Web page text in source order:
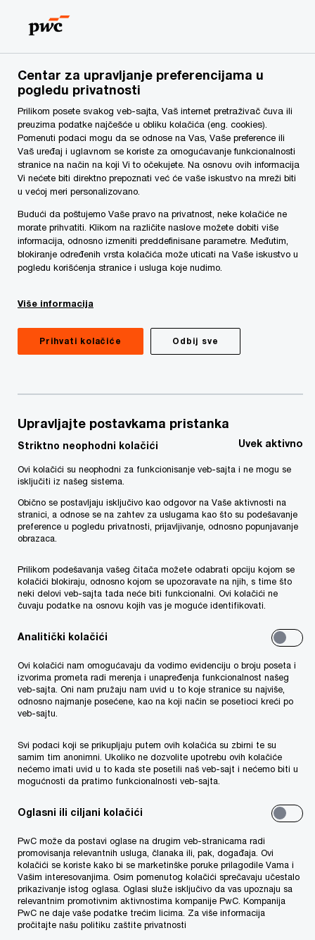
content
footer
rs Make it happen with PwC | PwC Srbija Usluge
Izgradnja poverenje i sigurnosti u digitalne
tehnologije.
Tehnologije - Revizija informacionih
tehnologija
Stiglo je doba digitalnih tehnologija. Jedino
prihvatanjem novih mogućnosti možemo ostati
konkurentni.
51%
direktora menja način korišćenja tehnologije u svrhu
procene očekivanja zainteresovanih strana
68%
generalnih direktora - tehnologija za analitiku
generiše najveći prinos od interakcije
generalnih direktora menja strategiju u pogledu
razvoja budućih lidera
Poverenje i sigurnost znači da:
Klijenti kupuju vaše proizvode i sigurni su da
su njihovi podaci koji se koriste za plaćanje
Dobavljači znaju da ih vaš sistem neće
izneveriti;
Vi unapređujete poslovanje prihvatanjem novih
Centar za upravljanje preferencijama u
pogledu privatnosti
Prilikom posete svakog veb-sajta, Vaš internet pretraživač čuva ili
preuzima podatke najčešće u obliku kolačića (eng. cookies).
Pomenuti podaci mogu da se odnose na Vas, Vaše preference ili
Vaš uređaj i uglavnom se koriste za omogućavanje funkcionalnosti
stranice na način na koji Vi to očekujete. Na osnovu ovih informacija
Vi nećete biti direktno prepoznati već će vaše iskustvo na mreži biti
u većoj meri personalizovano.
Budući da poštujemo Vaše pravo na privatnost, neke kolačiće ne
morate prihvatiti. Klikom na različite naslove možete dobiti više
informacija, odnosno izmeniti preddefinisane parametre. Međutim,
blokiranje određenih vrsta kolačića može uticati na Vaše iskustvo u
pogledu korišćenja stranice i usluga koje nudimo.
Više informacija
Odbij sve
Prihvati kolačiće
Upravljajte postavkama pristanka
Striktno neophodni kolačići Uvek aktivno
Ovi kolačići su neophodni za funkcionisanje veb-sajta i ne mogu se
isključiti iz našeg sistema.
Obično se postavljaju isključivo kao odgovor na Vaše aktivnosti na
stranici, a odnose se na zahtev za uslugama kao što su podešavanje
preference u pogledu privatnosti, prijavljivanje, odnosno popunjavanje
obrazaca.
Prilikom podešavanja vašeg čitača možete odabrati opciju kojom se
kolačići blokiraju, odnosno kojom se upozoravate na njih, s time što
neki delovi veb-sajta tada neće biti funkcionalni. Ovi kolačići ne
čuvaju podatke na osnovu kojih vas je moguće identifikovati.
Analitički kolačići
Ovi kolačići nam omogućavaju da vodimo evidenciju o broju poseta i
izvorima prometa radi merenja i unapređenja funkcionalnost našeg
veb-sajta. Oni nam pružaju nam uvid u to koje stranice su najviše,
odnosno najmanje posećene, kao na koji način se posetioci kreći po
veb-sajtu.
Svi podaci koji se prikupljaju putem ovih kolačića su zbirni te su
samim tim anonimni. Ukoliko ne dozvolite upotrebu ovih kolačiće
nećemo imati uvid u to kada ste posetili naš veb-sajt i nećemo biti u
mogućnosti da pratimo funkcionalnosti veb-sajta.
Oglasni ili ciljani kolačići
PwC može da postavi oglase na drugim veb-stranicama radi
promovisanja relevantnih usluga, članaka ili, pak, događaja. Ovi
kolačići se koriste kako bi se marketinške poruke prilagodile Vama i
Vašim interesovanjima. Osim pomenutog kolačići sprečavaju učestalo
prikazivanje istog oglasa. Oglasi služe isključivo da vas upoznaju sa
relevantnim promotivnim aktivnostima kompanije PwC. Kompanija
PwC ne daje vaše podatke trećim licima. Za više informacija
pročitajte našu politiku zaštite privatnosti